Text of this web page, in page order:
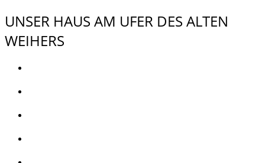
UNSER HAUS AM UFER DES ALTEN
WEIHERS